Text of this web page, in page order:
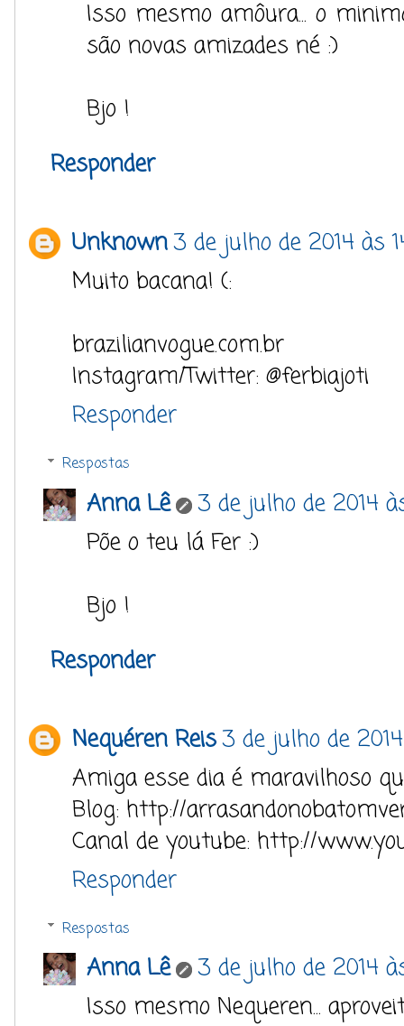
Isso mesmo amôura... o
são novas amizades né :)
Bjo !
Responder
Unknown3 de julho de 2014 às
Muito bacana! (:
brazilianvogue.com.br
Instagram/Twitter: @ferbiajoti
Responder
Respostas
Anna Lê
3 de julho de 2014
Põe o teu lá Fer :)
Bjo !
Responder
Nequéren Reis3 de julho de
Amiga esse dia é maravilhoso
Blog: http://
Canal de youtube: http://
Responder
Respostas
Anna Lê
3 de julho de 2014
Isso mesmo Nequeren...